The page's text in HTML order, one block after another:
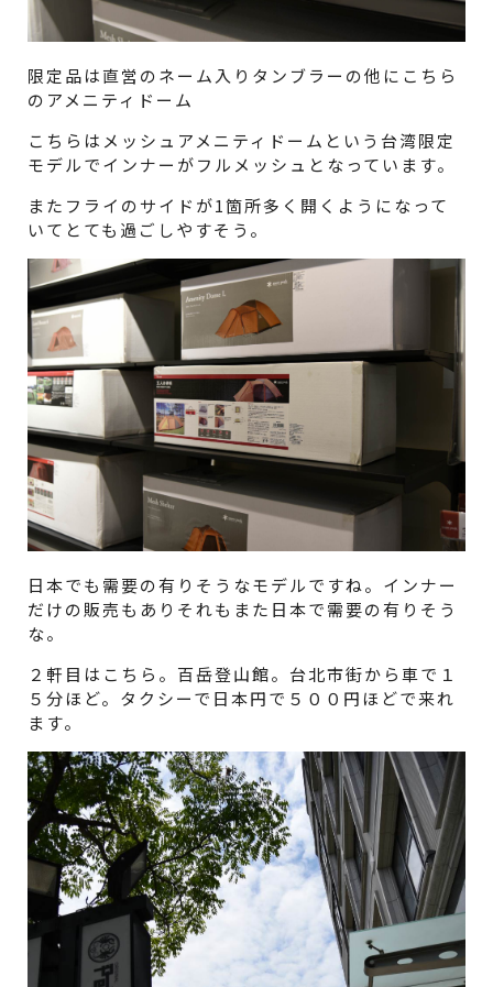
限定品は直営のネーム入りタンブラーの他にこちら
のアメニティドーム
こちらはメッシュアメニティドームという台湾限定
モデルでインナーがフルメッシュとなっています。
またフライのサイドが1箇所多く開くようになって
いてとても過ごしやすそう。
日本でも需要の有りそうなモデルですね。インナー
だけの販売もありそれもまた日本で需要の有りそう
な。
２軒目はこちら。百岳登山館。台北市街から車で１
５分ほど。タクシーで日本円で５００円ほどで来れ
ます。